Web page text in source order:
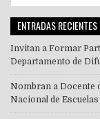
for:
ENTRADAS RECIENTES
Invitan a Formar
Departamento de
Nombran a Docente
Nacional de